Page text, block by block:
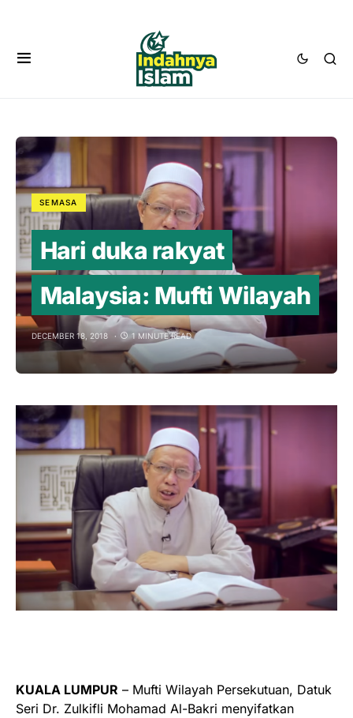
SEMASA
Hari duka rakyat
Malaysia: Mufti Wilayah
DECEMBER 18, 2018 1 MINUTE READ
KUALA LUMPUR – Mufti Wilayah Persekutuan, Datuk
Seri Dr. Zulkifli Mohamad Al-Bakri menyifatkan